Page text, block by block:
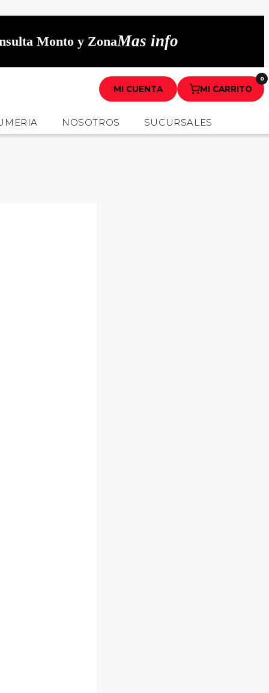
Monto y ZonaMas info
MI CUENTA MI CARRITO
0
NOSOTROS SUCURSALES